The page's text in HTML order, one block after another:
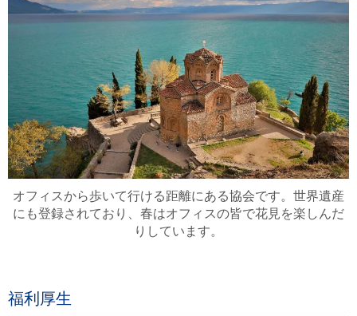
オフィスから歩いて行ける距離にある協会です。世界遺産
にも登録されており、春はオフィスの皆で花見を楽しんだ
りしています。
福利厚生